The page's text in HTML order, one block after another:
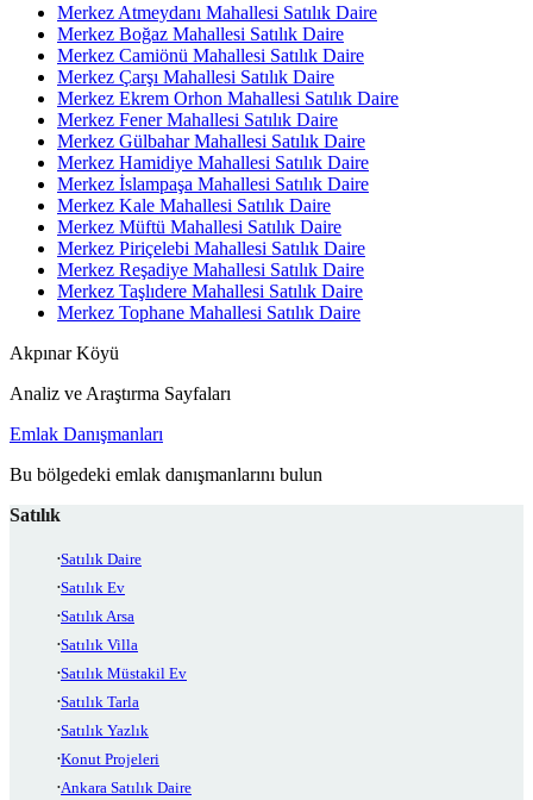
Merkez Atmeydanı Mahallesi Satılık Daire
Merkez Boğaz Mahallesi Satılık Daire
Merkez Camiönü Mahallesi Satılık Daire
Merkez Çarşı Mahallesi Satılık Daire
Merkez Ekrem Orhon Mahallesi Satılık Daire
Merkez Fener Mahallesi Satılık Daire
Merkez Gülbahar Mahallesi Satılık Daire
Merkez Hamidiye Mahallesi Satılık Daire
Merkez İslampaşa Mahallesi Satılık Daire
Merkez Kale Mahallesi Satılık Daire
Merkez Müftü Mahallesi Satılık Daire
Merkez Piriçelebi Mahallesi Satılık Daire
Merkez Reşadiye Mahallesi Satılık Daire
Merkez Taşlıdere Mahallesi Satılık Daire
Merkez Tophane Mahallesi Satılık Daire
Akpınar Köyü
Analiz ve Araştırma Sayfaları
Emlak Danışmanları
Bu bölgedeki emlak danışmanlarını bulun
Satılık
Satılık Daire
Satılık Ev
Satılık Arsa
Satılık Villa
Satılık Müstakil Ev
Satılık Tarla
Satılık Yazlık
Konut Projeleri
Ankara Satılık Daire